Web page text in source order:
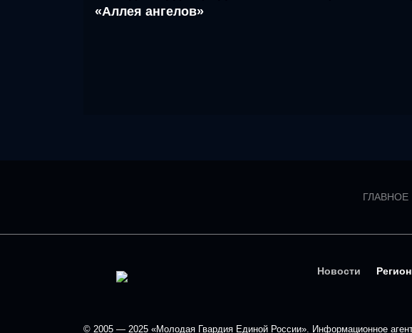
«Аллея ангелов»
ГЛАВНОЕ
Новости
© 2005 — 2025 «Молодая Гвардия Единой России». Информационное